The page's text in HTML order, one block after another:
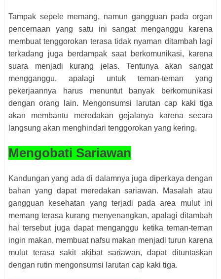
Tampak sepele memang, namun gangguan pada organ
pencernaan yang satu ini sangat menganggu karena
membuat tenggorokan terasa tidak nyaman ditambah lagi
terkadang juga berdampak saat berkomunikasi, karena
suara menjadi kurang jelas. Tentunya akan sangat
mengganggu, apalagi untuk teman-teman yang
pekerjaannya harus menuntut banyak berkomunikasi
dengan orang lain. Mengonsumsi larutan cap kaki tiga
akan membantu meredakan gejalanya karena secara
langsung akan menghindari tenggorokan yang kering.
Mengobati Sariawan
Kandungan yang ada di dalamnya juga diperkaya dengan
bahan yang dapat meredakan sariawan. Masalah atau
gangguan kesehatan yang terjadi pada area mulut ini
memang terasa kurang menyenangkan, apalagi ditambah
hal tersebut juga dapat menganggu ketika teman-teman
ingin makan, membuat nafsu makan menjadi turun karena
mulut terasa sakit akibat sariawan, dapat dituntaskan
dengan rutin mengonsumsi larutan cap kaki tiga.